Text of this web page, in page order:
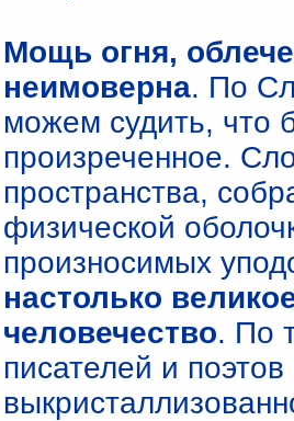
Мощь огня,
неимоверна. По
можем судить, что
произреченное.
пространства,
физической
произносимых
настолько
человечество. По
писателей и